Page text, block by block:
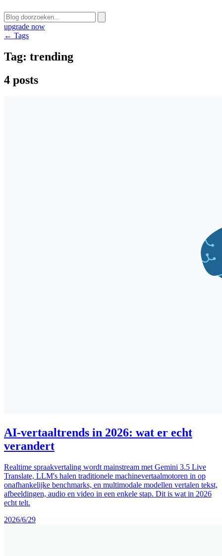
upgrade now
← Tags
Tag: trending
4 posts
AI-vertaaltrends in 2026: wat er echt
verandert
Realtime spraakvertaling wordt mainstream met Gemini 3.5 Live
Translate, LLM's halen traditionele machinevertaalmotoren in op
onafhankelijke benchmarks, en multimodale modellen vertalen tekst,
afbeeldingen, audio en video in een enkele stap. Dit is wat in 2026
echt telt.
2026/6/29